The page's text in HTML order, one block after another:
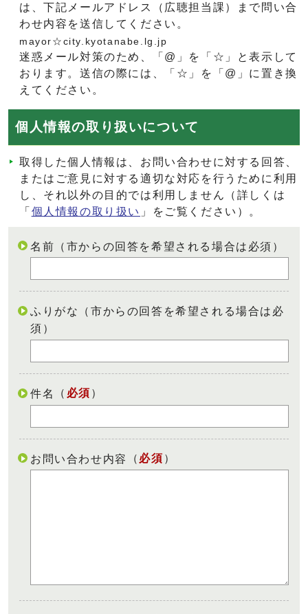
は、下記メールアドレス（広聴担当課）まで問い合
わせ内容を送信してください。
mayor☆city.kyotanabe.lg.jp
迷惑メール対策のため、「@」を「☆」と表示して
おります。送信の際には、「☆」を「@」に置き換
えてください。
個人情報の取り扱いについて
取得した個人情報は、お問い合わせに対する回答、
またはご意見に対する適切な対応を行うために利用
し、それ以外の目的では利用しません（詳しくは
「 個人情報の取り扱い 」をご覧ください）。
名前（市からの回答を希望される場合は必須）
ふりがな（市からの回答を希望される場合は必
須）
件名 （ 必須 ）
お問い合わせ内容 （ 必須 ）